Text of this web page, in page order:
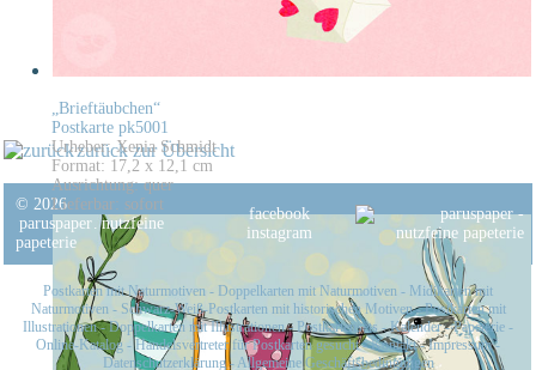
„Brieftäubchen“
Postkarte pk5001
Urheber: Xenia Schmidt
Format: 17,2 x 12,1 cm
Ausrichtung: quer
Lieferbar: sofort
zurück zur Übersicht
© 2026
paruspaper. nutzfeine
papeterie
facebook
instagram
Postkarten mit Naturmotiven - Doppelkarten mit Naturmotiven - Midikarten mit
Naturmotiven - Schwarz-Weiß-Postkarten mit historischen Motiven-Postkarten mit
Illustrationen-Doppelkarten mit Illustrationen-Postkartensets-Kalender-Papeterie -
Online-Katalog -Handelsvertreter für Postkarten gesucht-Kontakt-Impressum-
Datenschutzerklärung- Allgemeine Geschäftsbedingungen